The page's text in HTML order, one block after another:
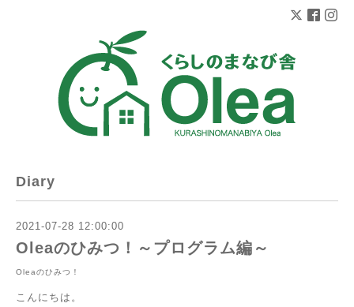
Diary
2021-07-28 12:00:00
Oleaのひみつ！～プログラム編～
Oleaのひみつ！
こんにちは。